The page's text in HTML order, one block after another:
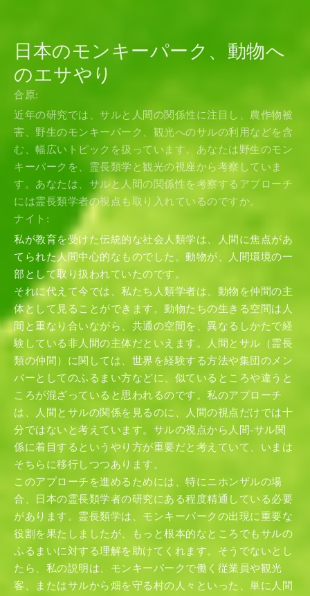
日本のモンキーパーク、動物へ
のエサやり
合原:
近年の研究では、サルと人間の関係性に注目し、農作物被
害、野生のモンキーパーク、観光へのサルの利用などを含
む、幅広いトピックを扱っています。あなたは野生のモン
キーパークを、霊長類学と観光の視座から考察していま
す。あなたは、サルと人間の関係性を考察するアプローチ
には霊長類学者の視点も取り入れているのですか。
ナイト:
私が教育を受けた伝統的な社会人類学は、人間に焦点があ
てられた人間中心的なものでした。動物が、人間環境の一
部として取り扱われていたのです。
それに代えて今では、私たち人類学者は、動物を仲間の主
体として見ることができます。動物たちの生きる空間は人
間と重なり合いながら、共通の空間を、異なるしかたで経
験している非人間の主体だといえます。人間とサル（霊長
類の仲間）に関しては、世界を経験する方法や集団のメン
バーとしてのふるまい方などに、似ているところや違うと
ころが混ざっていると思われるのです。私のアプローチ
は、人間とサルの関係を見るのに、人間の視点だけでは十
分ではないと考えています。サルの視点から人間-サル関
係に着目するというやり方が重要だと考えていて、いまは
そちらに移行しつつあります。
このアプローチを進めるためには、特にニホンザルの場
合、日本の霊長類学者の研究にある程度精通している必要
があります。霊長類学は、モンキーパークの出現に重要な
役割を果たしましたが、もっと根本的なところでもサルの
ふるまいに対する理解を助けてくれます。そうでないとし
たら、私の説明は、モンキーパークで働く従業員や観光
客、またはサルから畑を守る村の人々といった、単に人間